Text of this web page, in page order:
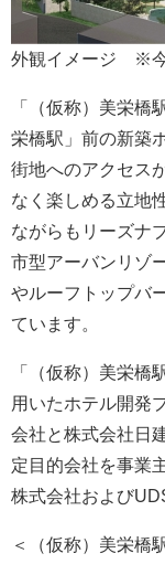
外観イメージ ※今
「（仮称）美栄橋
栄橋駅」前の新築
街地へのアクセス
なく楽しめる立地
ながらもリーズナ
市型アーバンリゾ
やルーフトップバ
ています。
「（仮称）美栄橋
用いたホテル開発
会社と株式会社日
定目的会社を事業
株式会社および
＜（仮称）美栄橋